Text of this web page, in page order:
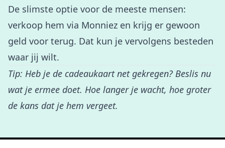
De slimste optie voor de meeste mensen:
verkoop hem via Monniez en krijg er gewoon
geld voor terug. Dat kun je vervolgens besteden
waar jij wilt.
Tip: Heb je de cadeaukaart net gekregen? Beslis nu
wat je ermee doet. Hoe langer je wacht, hoe groter
de kans dat je hem vergeet.